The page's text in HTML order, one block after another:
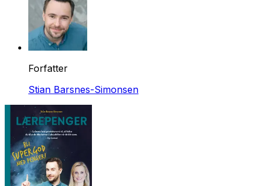
Forfatter
Stian Barsnes-Simonsen